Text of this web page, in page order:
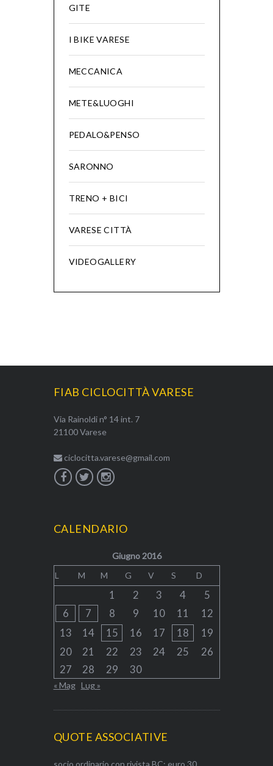
GITE
I BIKE VARESE
MECCANICA
METE&LUOGHI
PEDALO&PENSO
SARONNO
TRENO + BICI
VARESE CITTÀ
VIDEOGALLERY
FIAB CICLOCITTÀ VARESE
Via Rainoldi n° 14 int. 7
21100 Varese
ciclocitta.varese@gmail.com
CALENDARIO
Giugno 2016
L
M M G V S D
1 2 3 4
5
6
7 8 9 10 11
12
13
14 15 16 17 18
19
20
21 22 23 24 25
26
27
28 29 30
« Mag Lug »
QUOTE ASSOCIATIVE